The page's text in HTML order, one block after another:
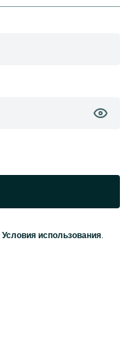
Условия использования.